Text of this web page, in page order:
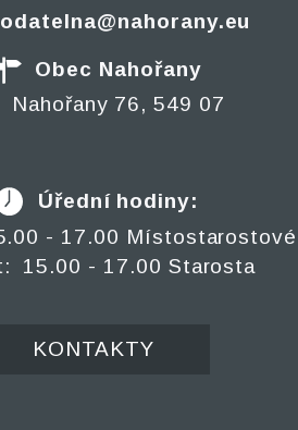
Obec Nahořany
Nahořany 76, 549 07
Úřední hodiny:
- 17.00 Místostarostové
15.00 - 17.00 Starosta
KONTAKTY